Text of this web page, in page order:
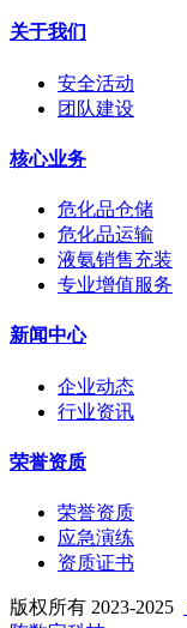
关于我们
安全活动
团队建设
核心业务
危化品仓储
危化品运输
液氨销售充装
专业增值服务
新闻中心
企业动态
行业资讯
荣誉资质
荣誉资质
应急演练
资质证书
版权所有 2023-2025